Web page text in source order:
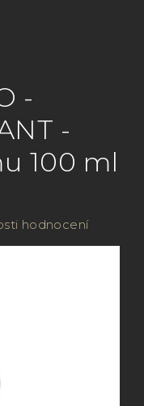
-
-
100 ml
hodnocení